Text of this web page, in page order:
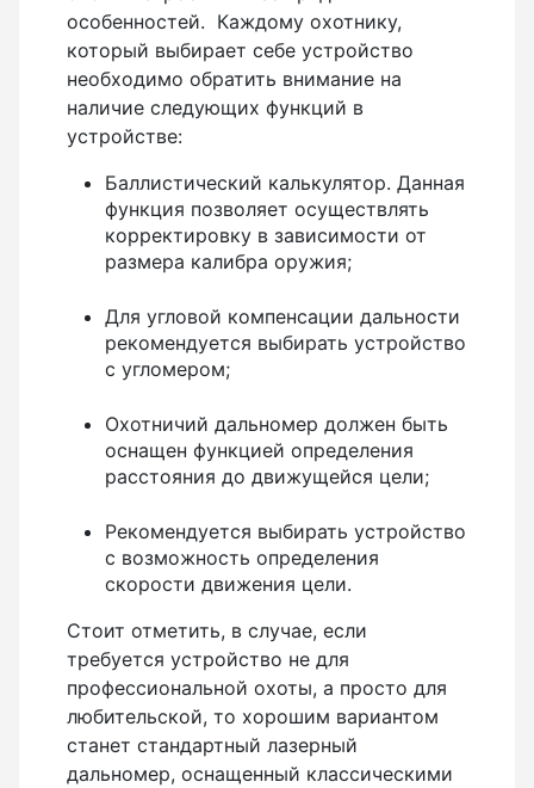
особенностей. Каждому охотнику,
который выбирает себе устройство
необходимо обратить внимание на
наличие следующих функций в
устройстве:
Баллистический калькулятор. Данная
функция позволяет осуществлять
корректировку в зависимости от
размера калибра оружия;
Для угловой компенсации дальности
рекомендуется выбирать устройство
с угломером;
Охотничий дальномер должен быть
оснащен функцией определения
расстояния до движущейся цели;
Рекомендуется выбирать устройство
с возможность определения
скорости движения цели.
Стоит отметить, в случае, если
требуется устройство не для
профессиональной охоты, а просто для
любительской, то хорошим вариантом
станет стандартный лазерный
дальномер, оснащенный классическими